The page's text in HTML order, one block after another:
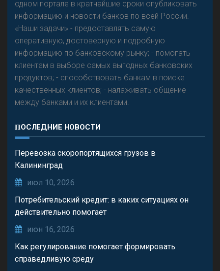
одном портале в кратчайшие сроки опубликовать
информацию и новости банков по всей России.
«Наши задачи» - предоставлять самую
оперативную, достоверную и подробную
информацию по банковскому рынку; - помогать
клиентам в выборе самых выгодных банковских
продуктов; - способствовать банкам в поиске
качественных клиентов; - налаживать общение
между банками и их клиентами.
ПОСЛЕДНИЕ НОВОСТИ
Перевозка скоропортящихся грузов в
Калининград
июл 10, 2026
Потребительский кредит: в каких ситуациях он
действительно помогает
июн 16, 2026
Как регулирование помогает формировать
справедливую среду